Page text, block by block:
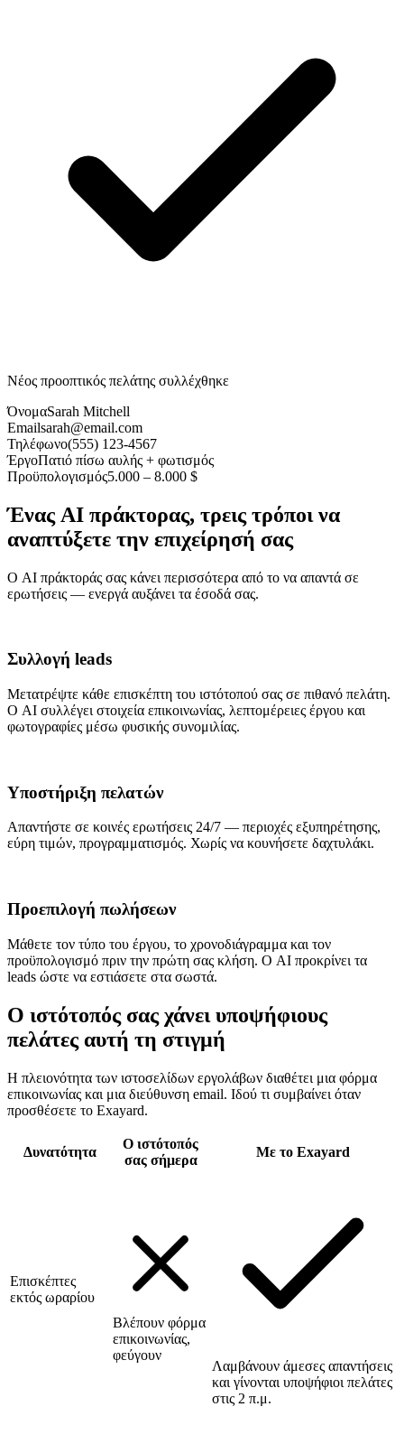
Νέος προοπτικός πελάτης συλλέχθηκε
ΌνομαSarah Mitchell
Emailsarah@email.com
Τηλέφωνο(555) 123-4567
ΈργοΠατιό πίσω αυλής + φωτισμός
Προϋπολογισμός5.000 – 8.000 $
Ένας AI πράκτορας, τρεις τρόποι να
αναπτύξετε την επιχείρησή σας
Ο AI πράκτοράς σας κάνει περισσότερα από το να απαντά σε
ερωτήσεις — ενεργά αυξάνει τα έσοδά σας.
Συλλογή leads
Μετατρέψτε κάθε επισκέπτη του ιστότοπού σας σε πιθανό πελάτη.
Ο AI συλλέγει στοιχεία επικοινωνίας, λεπτομέρειες έργου και
φωτογραφίες μέσω φυσικής συνομιλίας.
Υποστήριξη πελατών
Απαντήστε σε κοινές ερωτήσεις 24/7 — περιοχές εξυπηρέτησης,
εύρη τιμών, προγραμματισμός. Χωρίς να κουνήσετε δαχτυλάκι.
Προεπιλογή πωλήσεων
Μάθετε τον τύπο του έργου, το χρονοδιάγραμμα και τον
προϋπολογισμό πριν την πρώτη σας κλήση. Ο AI προκρίνει τα
leads ώστε να εστιάσετε στα σωστά.
Ο ιστότοπός σας χάνει υποψήφιους
πελάτες αυτή τη στιγμή
Η πλειονότητα των ιστοσελίδων εργολάβων διαθέτει μια φόρμα
επικοινωνίας και μια διεύθυνση email. Ιδού τι συμβαίνει όταν
προσθέσετε το Exayard.
Δυνατότητα
Ο ιστότοπός
σας σήμερα
Με το Exayard
Επισκέπτες
εκτός ωραρίου
Βλέπουν φόρμα
επικοινωνίας,
φεύγουν
Λαμβάνουν άμεσες απαντήσεις
και γίνονται υποψήφιοι πελάτες
στις 2 π.μ.